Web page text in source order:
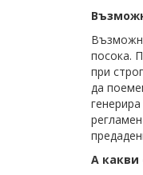
посока.
при
да
А какви